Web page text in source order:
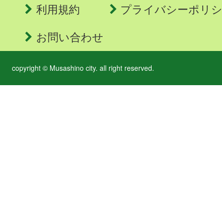
利用規約
プライバシーポリ
お問い合わせ
copyright © Musashino city. all right reserved.